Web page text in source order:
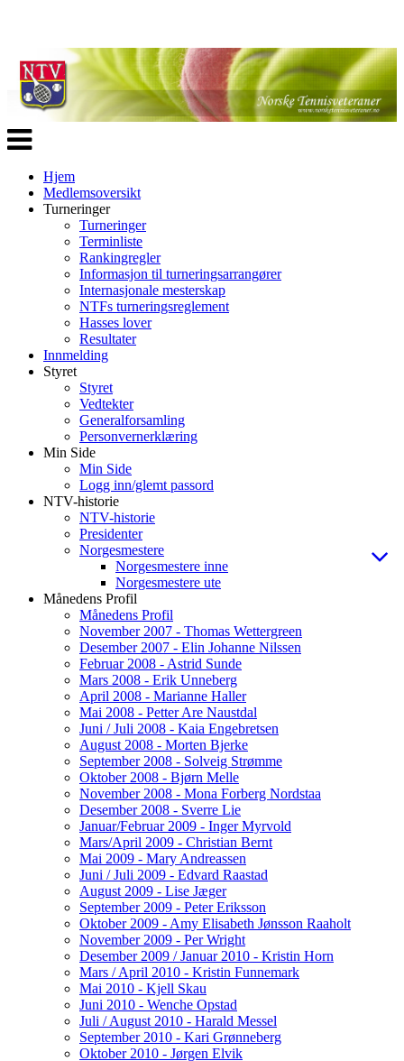
Veksle
navigasjon
Hjem
Medlemsoversikt
Turneringer
Turneringer
Terminliste
Rankingregler
Informasjon til turneringsarrangører
Internasjonale mesterskap
NTFs turneringsreglement
Hasses lover
Resultater
Innmelding
Styret
Styret
Vedtekter
Generalforsamling
Personvernerklæring
Min Side
Min Side
Logg inn/glemt passord
NTV-historie
NTV-historie
Presidenter
Norgesmestere
Norgesmestere inne
Norgesmestere ute
Månedens Profil
Månedens Profil
November 2007 - Thomas Wettergreen
Desember 2007 - Elin Johanne Nilssen
Februar 2008 - Astrid Sunde
Mars 2008 - Erik Unneberg
April 2008 - Marianne Haller
Mai 2008 - Petter Are Naustdal
Juni / Juli 2008 - Kaia Engebretsen
August 2008 - Morten Bjerke
September 2008 - Solveig Strømme
Oktober 2008 - Bjørn Melle
November 2008 - Mona Forberg Nordstaa
Desember 2008 - Sverre Lie
Januar/Februar 2009 - Inger Myrvold
Mars/April 2009 - Christian Bernt
Mai 2009 - Mary Andreassen
Juni / Juli 2009 - Edvard Raastad
August 2009 - Lise Jæger
September 2009 - Peter Eriksson
Oktober 2009 - Amy Elisabeth Jønsson Raaholt
November 2009 - Per Wright
Desember 2009 / Januar 2010 - Kristin Horn
Mars / April 2010 - Kristin Funnemark
Mai 2010 - Kjell Skau
Juni 2010 - Wenche Opstad
Juli / August 2010 - Harald Messel
September 2010 - Kari Grønneberg
Oktober 2010 - Jørgen Elvik